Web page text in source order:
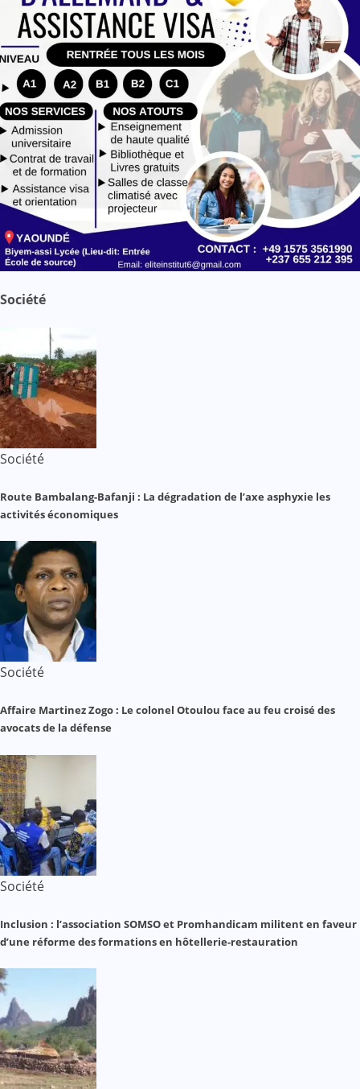
Société
Société
Route Bambalang-Bafanji : La dégradation de l’axe asphyxie les
activités économiques
Société
Affaire Martinez Zogo : Le colonel Otoulou face au feu croisé des
avocats de la défense
Société
Inclusion : l’association SOMSO et Promhandicam militent en faveur
d’une réforme des formations en hôtellerie-restauration